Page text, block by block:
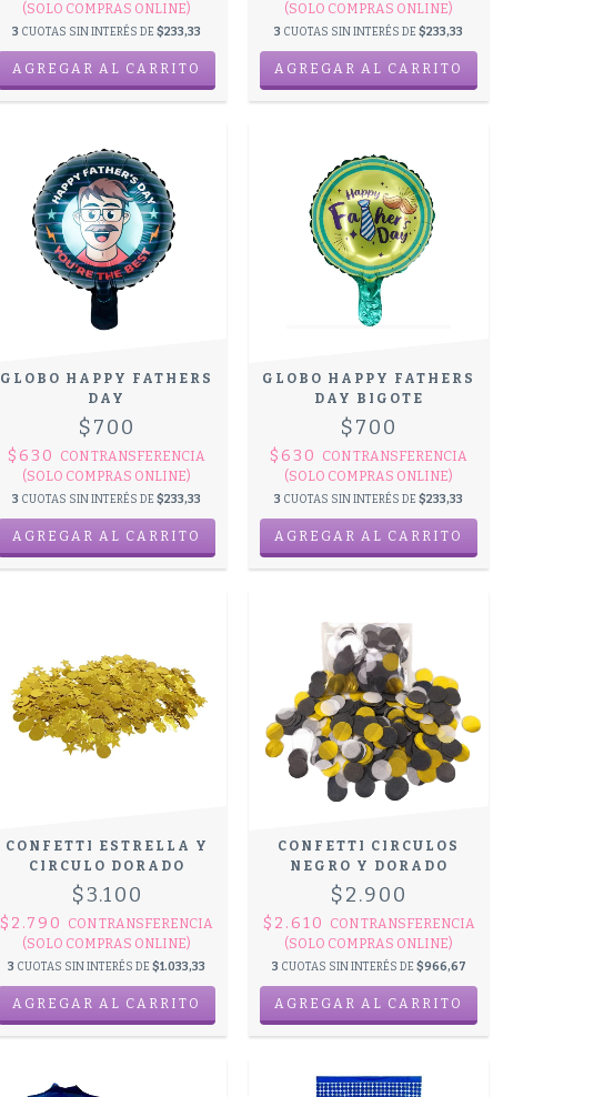
(SOLO COMPRAS ONLINE)
3 CUOTAS SIN INTERÉS DE$233,33
(SOLO COMPRAS ONLINE)
3 CUOTAS SIN INTERÉS DE$233,33
GLOBO HAPPY FATHERS
DAY
$700
$630 CONTRANSFERENCIA
(SOLO COMPRAS ONLINE)
3 CUOTAS SIN INTERÉS DE$233,33
GLOBO HAPPY FATHERS
DAY BIGOTE
$700
$630 CONTRANSFERENCIA
(SOLO COMPRAS ONLINE)
3 CUOTAS SIN INTERÉS DE$233,33
CONFETTI ESTRELLA Y
CIRCULO DORADO
$3.100
$2.790 CONTRANSFERENCIA
(SOLO COMPRAS ONLINE)
3 CUOTAS SIN INTERÉS DE$1.033,33
CONFETTI CIRCULOS
NEGRO Y DORADO
$2.900
$2.610 CONTRANSFERENCIA
(SOLO COMPRAS ONLINE)
3 CUOTAS SIN INTERÉS DE $966,67